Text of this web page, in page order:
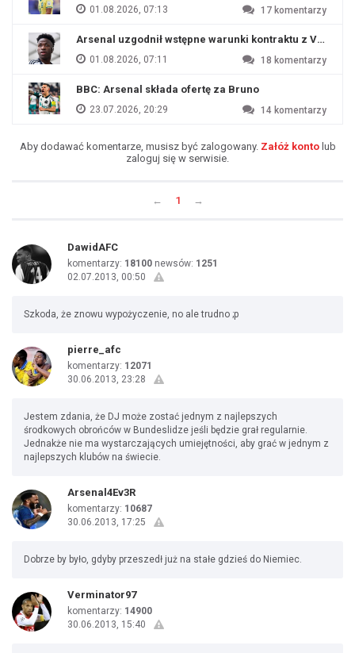
01.08.2026, 07:13 17 komentarzy
Arsenal uzgodnił wstępne warunki kontraktu z
01.08.2026, 07:11 18 komentarzy
BBC: Arsenal składa ofertę za Bruno
23.07.2026, 20:29 14 komentarzy
Aby dodawać komentarze, musisz być zalogowany. Załóż kontolub
zaloguj się w serwisie.
← 1 →
DawidAFC
komentarzy: 18100 newsów: 1251
02.07.2013, 00:50
Szkoda, że znowu wypożyczenie, no ale trudno ;p
pierre_afc
komentarzy: 12071
30.06.2013, 23:28
Jestem zdania, że DJ może zostać jednym z najlepszych
środkowych obrońców w Bundeslidze jeśli będzie grał regularnie.
Jednakże nie ma wystarczających umiejętności, aby grać w jednym z
najlepszych klubów na świecie.
Arsenal4Ev3R
komentarzy: 10687
30.06.2013, 17:25
Dobrze by było, gdyby przeszedł już na stałe gdzieś do Niemiec.
Verminator97
komentarzy: 14900
30.06.2013, 15:40